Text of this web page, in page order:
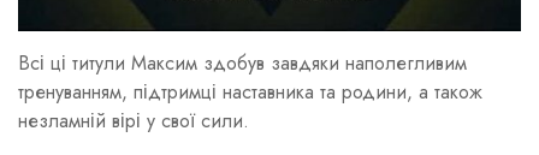
Всі ці титули Максим здобув завдяки наполегливим
тренуванням, підтримці наставника та родини, а також
незламній вірі у свої сили.